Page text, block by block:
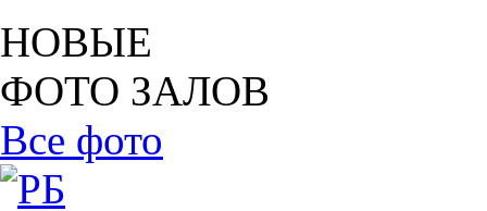
НОВЫЕ
ФОТО ЗАЛОВ
Все фото